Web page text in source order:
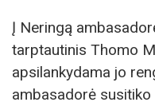
Į Neringą
tarptautinis Thomo
apsilankydama jo
ambasadorė